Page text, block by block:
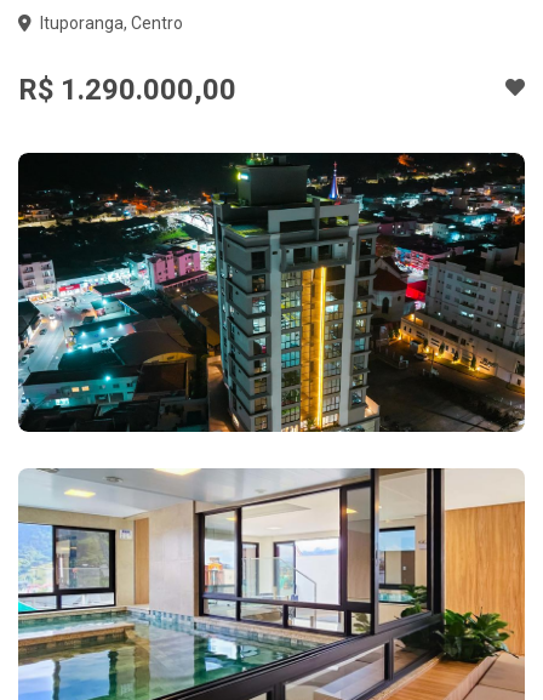
Ituporanga, Centro
R$ 1.290.000,00